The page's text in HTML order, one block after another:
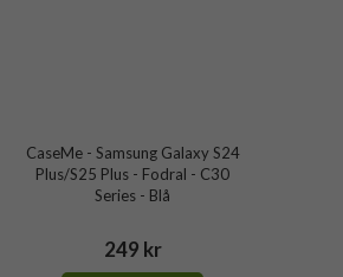
CaseMe - Samsung Galaxy S24
Plus/S25 Plus - Fodral - C30
Series - Blå
249 kr